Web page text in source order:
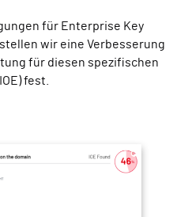
für Enterprise Key
wir eine Verbesserung
für diesen spezifischen
fest.